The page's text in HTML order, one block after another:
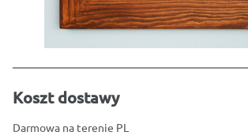
Koszt dostawy
Darmowa na terenie PL